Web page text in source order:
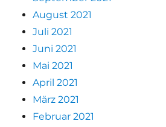
August 2021
Juli 2021
Juni 2021
Mai 2021
April 2021
März 2021
Februar 2021